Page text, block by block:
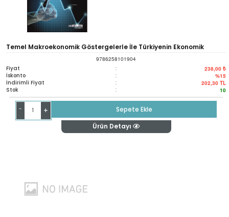
Temel Makroekonomik Göstergelerle İle Türkiyenin Ekonomik
Performansı
9786258101904
Fiyat : 238,00 ₺
İskonto : %15
İndirimli Fiyat : 202,30 TL
Stok : 10
- +
Sepete Ekle
Ürün Detayı